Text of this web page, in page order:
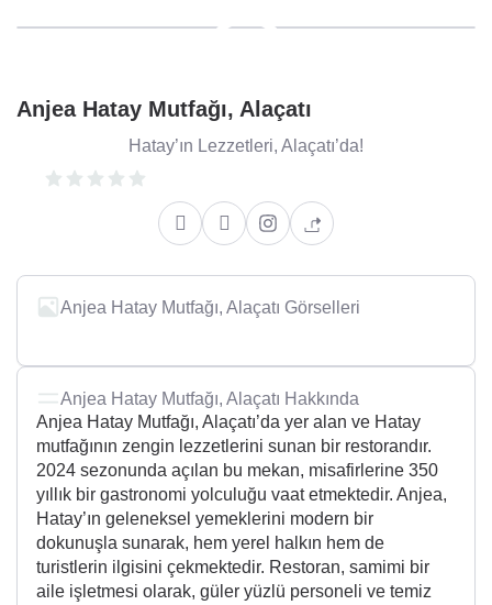
Anjea Hatay Mutfağı, Alaçatı
Hatay’ın Lezzetleri, Alaçatı’da!
Anjea Hatay Mutfağı, Alaçatı Görselleri
Anjea Hatay Mutfağı, Alaçatı Hakkında
Anjea Hatay Mutfağı, Alaçatı’da yer alan ve Hatay
mutfağının zengin lezzetlerini sunan bir restorandır.
2024 sezonunda açılan bu mekan, misafirlerine 350
yıllık bir gastronomi yolculuğu vaat etmektedir. Anjea,
Hatay’ın geleneksel yemeklerini modern bir
dokunuşla sunarak, hem yerel halkın hem de
turistlerin ilgisini çekmektedir. Restoran, samimi bir
aile işletmesi olarak, güler yüzlü personeli ve temiz